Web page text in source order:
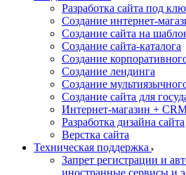
Разработка сайта под
Создание интернет-
Создание сайта на
Создание сайта-каталога
Создание
Создание лендинга
Создание
Создание сайта для
Интернет-магазин +
Разработка дизайна сайта
Верстка сайта
Техническая поддержка
Запрет регистрации и
иностранные сервисы и